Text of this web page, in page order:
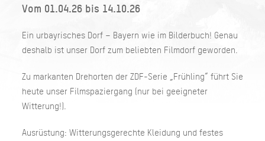
Vom 01.04.26 bis 14.10.26
Ein urbayrisches Dorf – Bayern wie im Bilderbuch! Genau
deshalb ist unser Dorf zum beliebten Filmdorf geworden.
Zu markanten Drehorten der ZDF-Serie „Frühling“ führt Sie
heute unser Filmspaziergang (nur bei geeigneter
Witterung!).
Ausrüstung: Witterungsgerechte Kleidung und festes